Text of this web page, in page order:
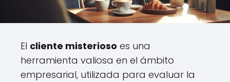
El cliente misterioso es una
herramienta valiosa en el ámbito
empresarial, utilizada para evaluar la